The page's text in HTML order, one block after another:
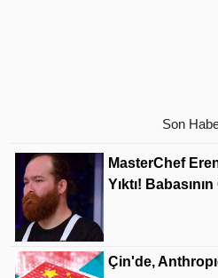
Son
MasterChef
Yıktı!
Çin'de,